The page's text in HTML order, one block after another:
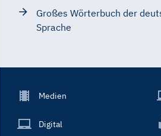
Großes Wörterbuch der
Sprache
Footer
Main
Medien
Digital